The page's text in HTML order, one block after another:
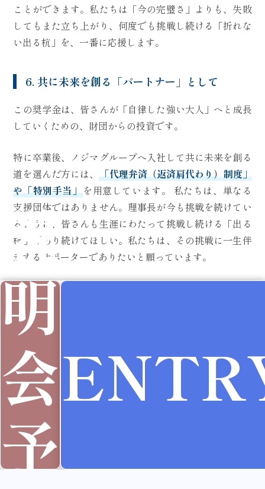
ことができます。私たちは「今の完璧さ」よりも、失敗
してもまた立ち上がり、何度でも挑戦し続ける「折れな
い出る杭」を、一番に応援します。
6. 共に未来を創る「パートナー」として
この奨学金は、皆さんが「自律した強い大人」へと成長
していくための、財団からの投資です。
特に卒業後、ノジマグループへ入社して共に未来を創る
道を選んだ方には、 「代理弁済（返済肩代わり）制度」
や「特別手当」を用意しています。 私たちは、単なる
支援団体ではありません。理事長が今も挑戦を続けてい
るように、皆さんも生涯にわたって挑戦し続ける「出る
杭」であり続けてほしい。私たちは、その挑戦に一生伴
走するサポーターでありたいと願っています。
説
明
会
予